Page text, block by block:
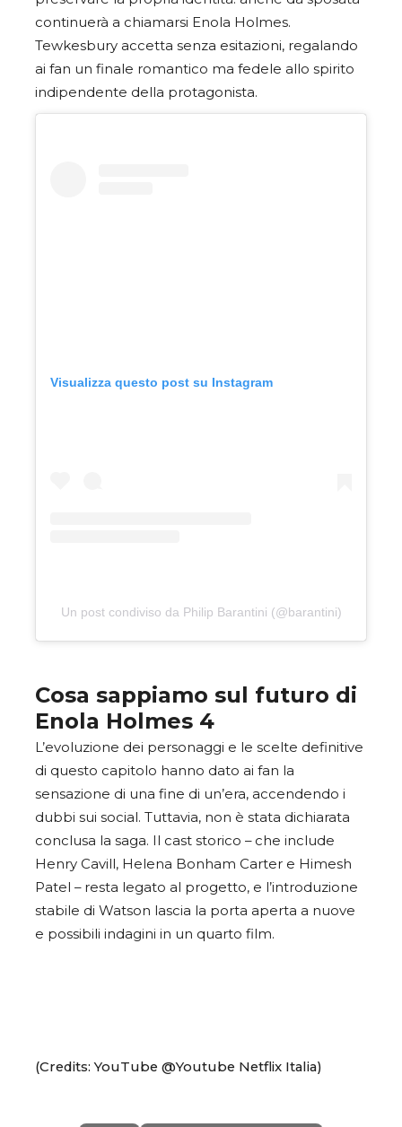
continuerà a chiamarsi Enola Holmes.
Tewkesbury accetta senza esitazioni, regalando
ai fan un finale romantico ma fedele allo spirito
indipendente della protagonista.
Visualizza questo post su Instagram
Un post condiviso da Philip Barantini (@barantini)
Cosa sappiamo sul futuro di
Enola Holmes 4
L’evoluzione dei personaggi e le scelte definitive
di questo capitolo hanno dato ai fan la
sensazione di una fine di un’era, accendendo i
dubbi sui social. Tuttavia, non è stata dichiarata
conclusa la saga. Il cast storico – che include
Henry Cavill, Helena Bonham Carter e Himesh
Patel – resta legato al progetto, e l’introduzione
stabile di Watson lascia la porta aperta a nuove
e possibili indagini in un quarto film.
(Credits: YouTube @Youtube Netflix Italia)